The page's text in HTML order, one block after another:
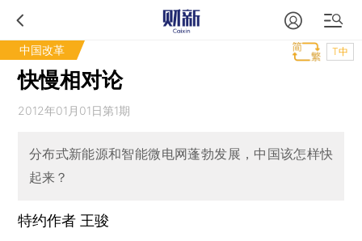
中国改革 T中
快慢相对论
2012年01月01日第1期
分布式新能源和智能微电网蓬勃发展，中国该怎样快
起来？
特约作者 王骏